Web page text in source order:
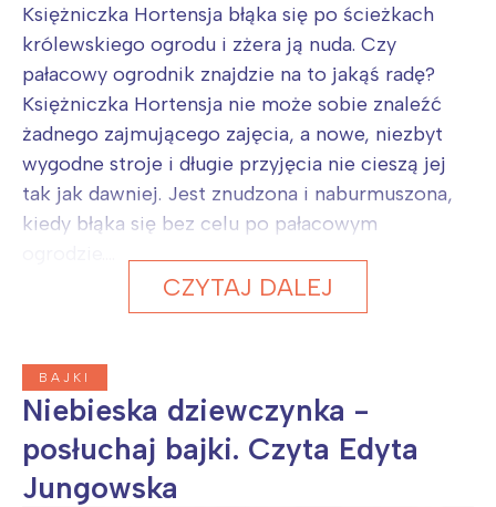
Księżniczka Hortensja błąka się po ścieżkach
królewskiego ogrodu i zżera ją nuda. Czy
pałacowy ogrodnik znajdzie na to jakąś radę?
Księżniczka Hortensja nie może sobie znaleźć
żadnego zajmującego zajęcia, a nowe, niezbyt
wygodne stroje i długie przyjęcia nie cieszą jej
tak jak dawniej. Jest znudzona i naburmuszona,
kiedy błąka się bez celu po pałacowym
CZYTAJ DALEJ
BAJKI
Niebieska dziewczynka -
posłuchaj bajki. Czyta Edyta
Jungowska